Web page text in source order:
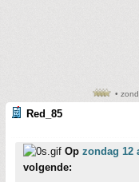
•
Red_85
Op zondag 12
volgende: